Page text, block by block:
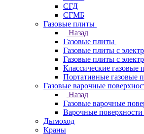
СГД
СГМБ
Газовые плиты
Назад
Газовые плиты
Газовые плиты с
Газовые плиты с
Классические газовые
Портативные газовые
Газовые варочные
Назад
Газовые варочные
Варочные поверхности
Дымоход
Краны